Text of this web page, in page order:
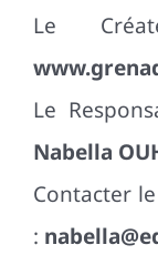
Le
Le
Nabella
Contacter
: